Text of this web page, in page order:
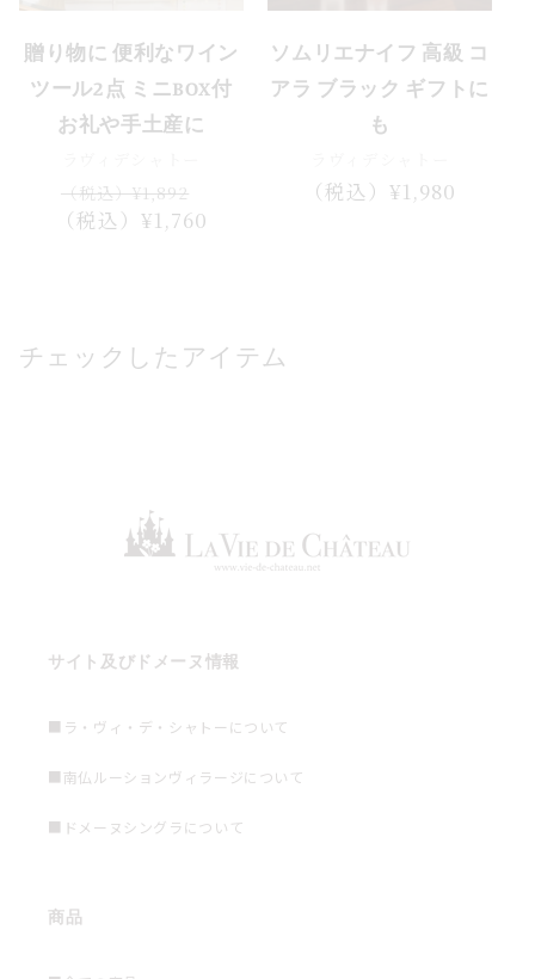
贈り物に 便利なワイン
ツール2点 ミニBOX付
お礼や手土産に
通
常
（税込）¥1,892
ー
（税込）¥1,760
ソムリエナイフ 高級 コ
アラ ブラック ギフトに
も
通（税込）¥1,980
チェックしたアイテム
サイト及びドメーヌ情報
■ラ・ヴィ・デ・シャトーについて
■南仏ルーションヴィラージについて
■ドメーヌシングラについて
商品